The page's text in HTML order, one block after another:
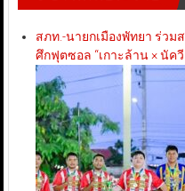
สภท.-นายกเมืองพัทยา ร่ว
ศึกฟุตซอล “เกาะล้าน × นัควี